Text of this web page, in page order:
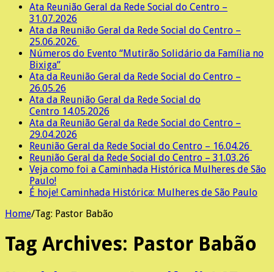
Ata Reunião Geral da Rede Social do Centro –
31.07.2026
Ata da Reunião Geral da Rede Social do Centro –
25.06.2026
Números do Evento “Mutirão Solidário da Família no
Bixiga”
Ata da Reunião Geral da Rede Social do Centro –
26.05.26
Ata da Reunião Geral da Rede Social do
Centro 14.05.2026
Ata da Reunião Geral da Rede Social do Centro –
29.04.2026
Reunião Geral da Rede Social do Centro – 16.04.26
Reunião Geral da Rede Social do Centro – 31.03.26
Veja como foi a Caminhada Histórica Mulheres de São
Paulo!
É hoje! Caminhada Histórica: Mulheres de São Paulo
Home/Tag: Pastor Babão
Tag Archives: Pastor Babão